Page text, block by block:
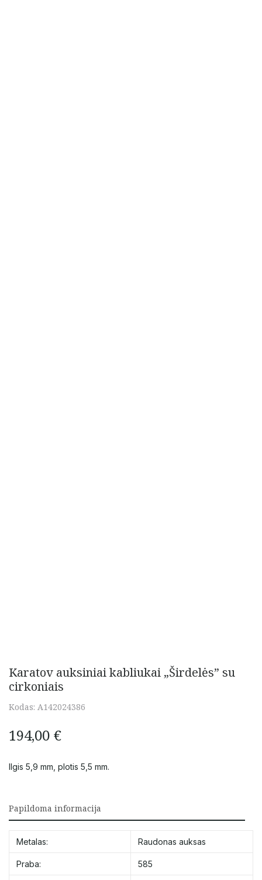
Karatov auksiniai kabliukai „Širdelės” su
cirkoniais
Kodas: A142024386
194,00 €
Ilgis 5,9 mm, plotis 5,5 mm.
Papildoma informacija
Metalas: Raudonas auksas
Praba: 585